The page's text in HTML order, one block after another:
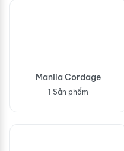
Manila Cordage
1 Sản phẩm